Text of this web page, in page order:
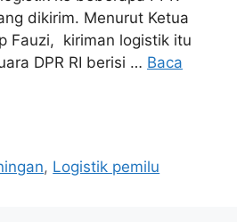
dikirim. Menurut Ketua
Fauzi, kiriman logistik itu
DPR RI berisi … Baca
, Logistik pemilu